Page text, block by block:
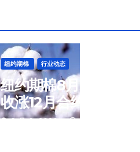
纽约期棉 行业动态
纽约期棉8月5日(周三)
收涨12月合约报83.02
美分/磅
8 月 6, 2026 TENG